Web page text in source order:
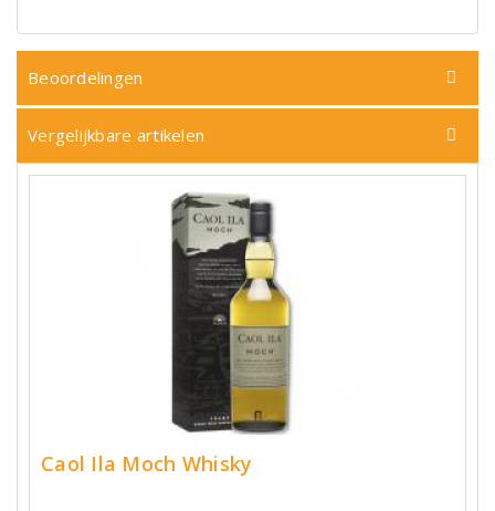
Beoordelingen
Vergelijkbare artikelen
Caol Ila Moch Whisky